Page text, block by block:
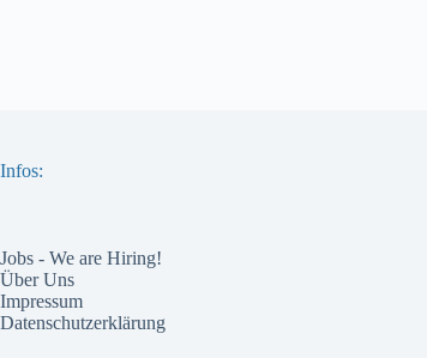
Infos:
Jobs - We are Hiring!
Über Uns
Impressum
Datenschutzerklärung